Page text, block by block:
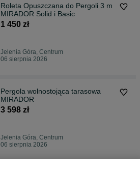
Roleta Opuszczana do Pergoli 3 m
MIRADOR Solid i Basic
1 450 zł
Jelenia Góra, Centrum
06 sierpnia 2026
Pergola wolnostojąca tarasowa
MIRADOR
3 598 zł
Jelenia Góra, Centrum
06 sierpnia 2026